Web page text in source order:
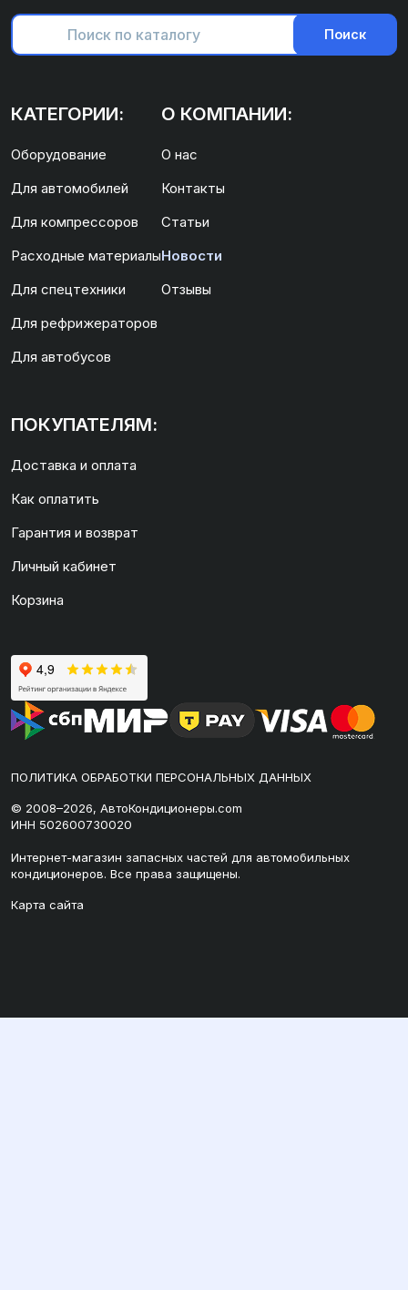
Поиск
КАТЕГОРИИ:
Оборудование
Для автомобилей
Для компрессоров
Расходные материалы
Для спецтехники
Для рефрижераторов
Для автобусов
О КОМПАНИИ:
О нас
Контакты
Статьи
Новости
Отзывы
ПОКУПАТЕЛЯМ:
Доставка и оплата
Как оплатить
Гарантия и возврат
Личный кабинет
Корзина
ПОЛИТИКА ОБРАБОТКИ ПЕРСОНАЛЬНЫХ ДАННЫХ
© 2008–2026, АвтоКондиционеры.com
ИНН 502600730020
Интернет-магазин запасных частей для автомобильных
кондиционеров. Все права защищены.
Карта сайта